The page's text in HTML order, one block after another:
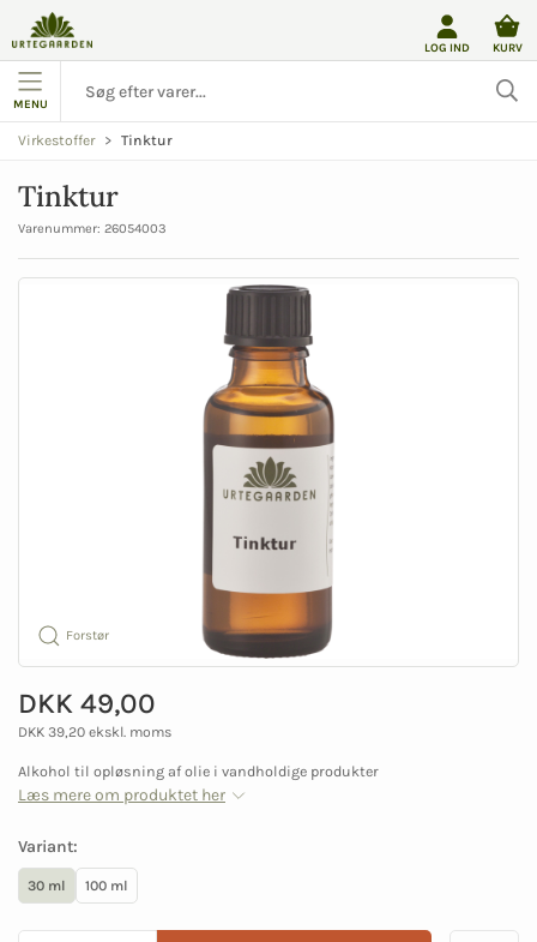
LOG IND KURV
MENU
Virkestoffer Tinktur
Tinktur
Varenummer: 26054003
Forstør
DKK 49,00
DKK 39,20 ekskl. moms
Alkohol til opløsning af olie i vandholdige produkter
Læs mere om produktet her
Variant:
30 ml 100 ml